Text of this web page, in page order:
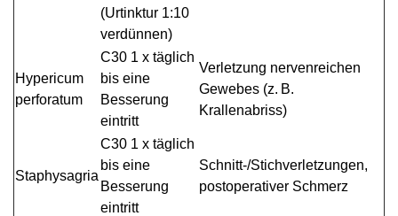
(Urtinktur 1:10
verdünnen)
Hypericum
perforatum
C30 1 x täglich
bis eine
Besserung
eintritt
Verletzung nervenreichen
Gewebes (z. B.
Krallenabriss)
Staphysagria
C30 1 x täglich
bis eine
Besserung
eintritt
Schnitt-/Stichverletzungen,
postoperativer Schmerz